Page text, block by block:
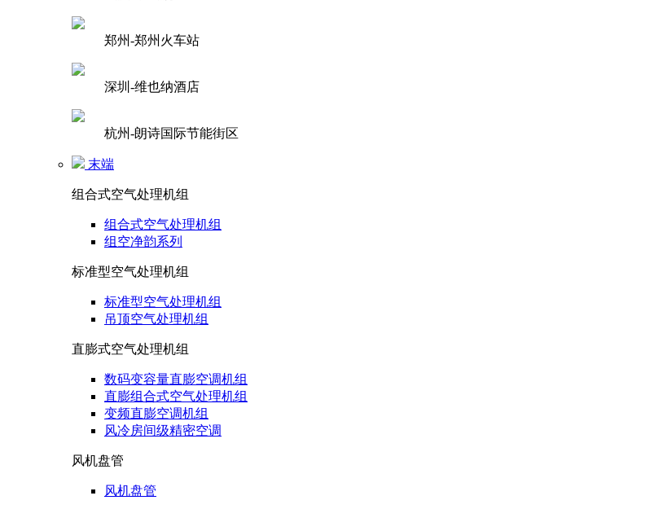
郑州-郑州火车站
深圳-维也纳酒店
杭州-朗诗国际节能街区
末端
组合式空气处理机组
组合式空气处理机组
组空净韵系列
标准型空气处理机组
标准型空气处理机组
吊顶空气处理机组
直膨式空气处理机组
数码变容量直膨空调机组
直膨组合式空气处理机组
变频直膨空调机组
风冷房间级精密空调
风机盘管
风机盘管